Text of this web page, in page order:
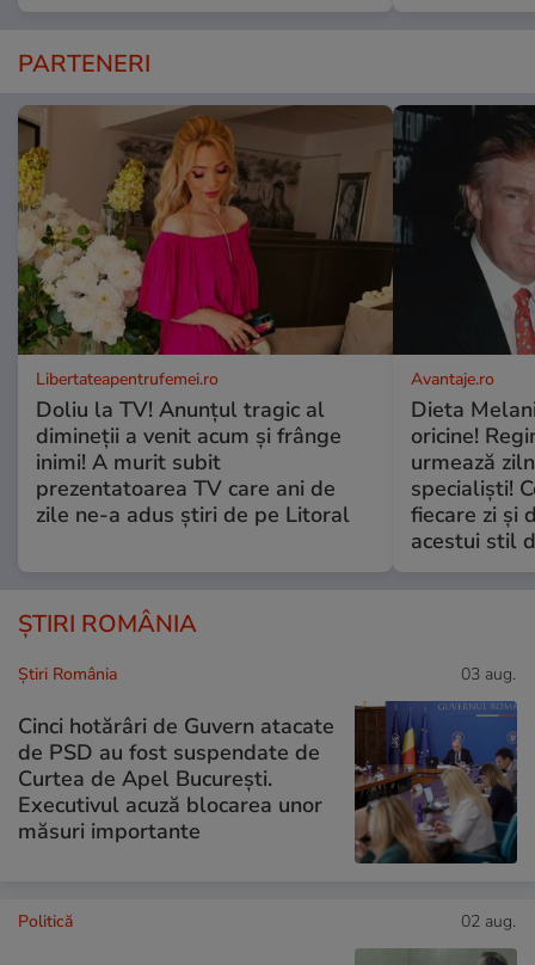
PARTENERI
Libertateapentrufemei.ro
Doliu la TV! Anunțul tragic al
dimineții a venit acum și frânge
inimi! A murit subit
prezentatoarea TV care ani de
zile ne-a adus știri de pe Litoral
Avantaje.ro
Dieta
oricine!
urmează
specialiști!
fiecare zi și
acestui stil
ȘTIRI ROMÂNIA
Știri România 03 aug.
Cinci hotărâri de Guvern atacate
de PSD au fost suspendate de
Curtea de Apel București.
Executivul acuză blocarea unor
măsuri importante
Politică 02 aug.